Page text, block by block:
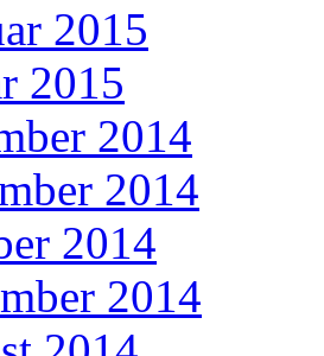
2015
2015
2014
2014
2014
2014